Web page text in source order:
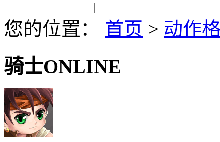
您的位置： 首页 > 动作
骑士ONLINE